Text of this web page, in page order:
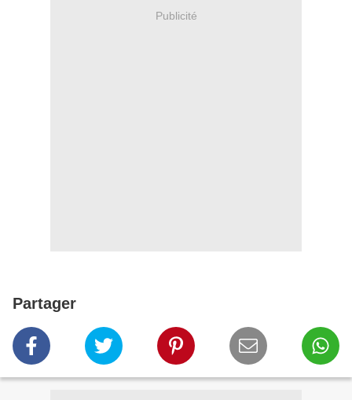
Publicité
Partager